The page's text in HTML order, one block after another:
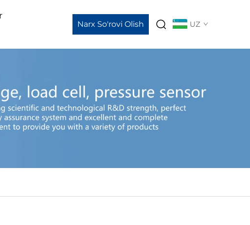
Narx So'rovi Olish UZ